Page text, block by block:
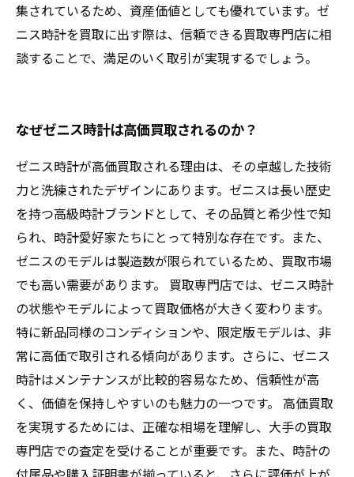
集されているため、資産価値としても優れています。ゼ
ニス時計を買取に出す際は、信頼できる買取専門店に相
談することで、満足のいく取引が実現するでしょう。
なぜゼニス時計は高価買取されるのか？
ゼニス時計が高価買取される理由は、その卓越した技術
力と洗練されたデザインにあります。ゼニスは長い歴史
を持つ高級時計ブランドとして、その品質と希少性で知
られ、時計愛好家たちにとって特別な存在です。また、
ゼニスのモデルは製造数が限られているため、買取市場
でも高い需要があります。 買取専門店では、ゼニス時計
の状態やモデルによって買取価格が大きく変わります。
特に新品同様のコンディションや、限定版モデルは、非
常に高価で取引される傾向があります。さらに、ゼニス
時計はメンテナンスが比較的容易なため、信頼性が高
く、価値を保持しやすいのも魅力の一つです。 高価買取
を実現するためには、正確な相場を理解し、大手の買取
専門店での査定を受けることが重要です。また、時計の